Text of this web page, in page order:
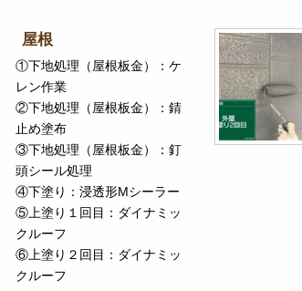
屋根
①下地処理（屋根板金）：ケ
レン作業
②下地処理（屋根板金）：錆
止め塗布
③下地処理（屋根板金）：釘
頭シール処理
④下塗り：浸透形Mシーラー
⑤上塗り１回目：ダイナミッ
クルーフ
⑥上塗り２回目：ダイナミッ
クルーフ